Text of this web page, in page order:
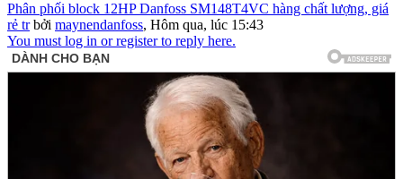
Phân phối block 12HP Danfoss SM148T4VC hàng chất lượng, giá
rẻ tr bởi maynendanfoss, Hôm qua, lúc 15:43
You must log in or register to reply here.